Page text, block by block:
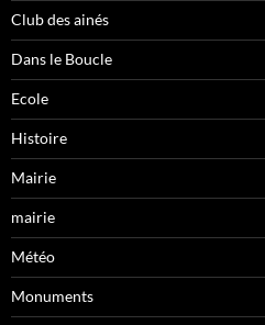
Club des ainés
Dans le Boucle
Ecole
Histoire
Mairie
mairie
Météo
Monuments